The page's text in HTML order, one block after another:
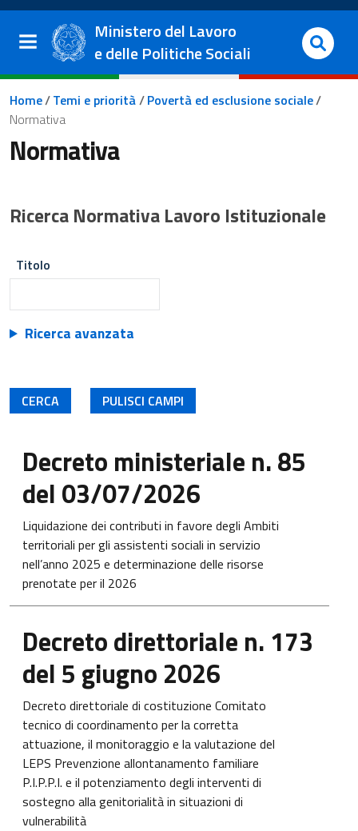
Salta al contenuto principale
Vai al footer
Ministero del Lavoro
e delle Politiche Sociali
Briciole di pane
Home/Temi e priorità/Povertà ed esclusione sociale/
Normativa
Normativa
Ricerca Normativa Lavoro Istituzionale
Titolo
Ricerca avanzata
Decreto ministeriale n. 85
del 03/07/2026
Liquidazione dei contributi in favore degli Ambiti
territoriali per gli assistenti sociali in servizio
nell’anno 2025 e determinazione delle risorse
prenotate per il 2026
Decreto direttoriale n. 173
del 5 giugno 2026
Decreto direttoriale di costituzione Comitato
tecnico di coordinamento per la corretta
attuazione, il monitoraggio e la valutazione del
LEPS Prevenzione allontanamento familiare
P.I.P.P.I. e il potenziamento degli interventi di
sostegno alla genitorialità in situazioni di
vulnerabilità